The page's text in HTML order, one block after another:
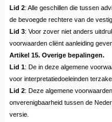
Lid 2: Alle geschillen die tussen
de bevoegde rechtere van de
Lid 3: Voor zover niet anders
voorwaarden cliënt aanleiding
Artikel 15. Overige bepalingen.
Lid 1: De in deze algemene
voor interpretatiedoeleinden
Lid 2: Deze algemene
onverenigbaarheid tussen de
versie.